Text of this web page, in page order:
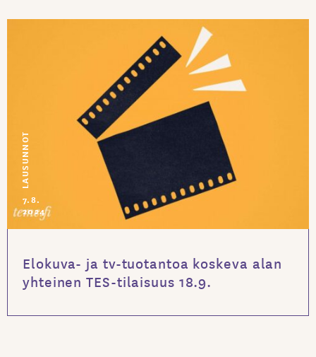
LAUSUNNOT
7.8.
2024
Elokuva- ja tv-tuotantoa koskeva alan
yhteinen TES-tilaisuus 18.9.